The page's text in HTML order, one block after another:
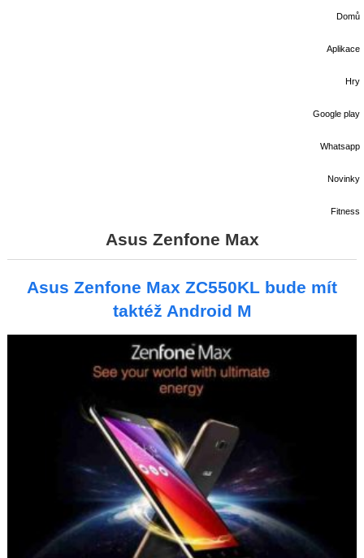
Domů
Aplikace
Hry
Google play
Whatsapp
Novinky
Fitness
Asus Zenfone Max
Asus Zenfone Max ZC550KL bude mít
taktéž Android M